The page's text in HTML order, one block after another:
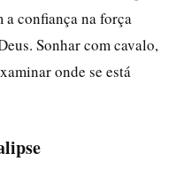
confiança na força
Sonhar com cavalo,
onde se está